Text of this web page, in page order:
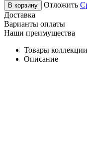
В корзину Отложить
Доставка
Варианты оплаты
Наши преимущества
Товары коллекции
Описание